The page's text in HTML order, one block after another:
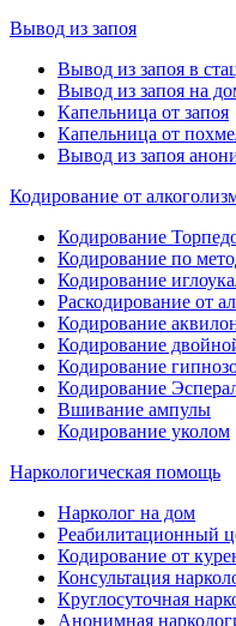
Вывод из запоя
Вывод из запоя в
Вывод из запоя на
Капельница от запоя
Капельница от
Вывод из запоя
Кодирование от
Кодирование
Кодирование по
Кодирование
Раскодирование от
Кодирование
Кодирование
Кодирование
Кодирование
Вшивание ампулы
Кодирование уколом
Наркологическая помощь
Нарколог на дом
Реабилитационный
Кодирование от
Консультация
Круглосуточная
Анонимная